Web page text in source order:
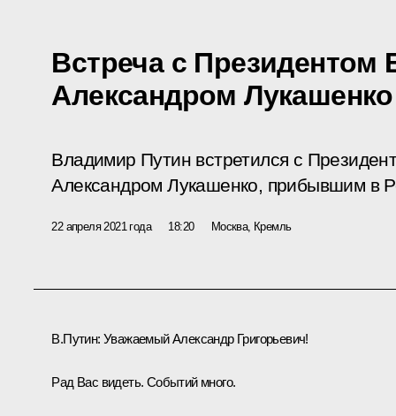
Встреча с Президентом
Александром Лукашенко
Владимир Путин встретился с
Александром Лукашенко, прибывшим в
22 апреля 2021 года 18:20 Москва, Кремль
В.Путин: Уважаемый Александр Григорьевич!
Рад Вас видеть. Событий много.